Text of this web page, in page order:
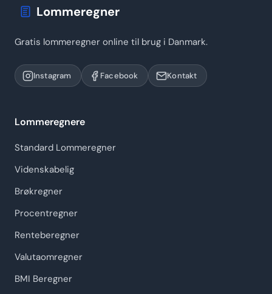
Lommeregner
Gratis lommeregner online til brug i Danmark.
Instagram Facebook Kontakt
Lommeregnere
Standard Lommeregner
Videnskabelig
Brøkregner
Procentregner
Renteberegner
Valutaomregner
BMI Beregner